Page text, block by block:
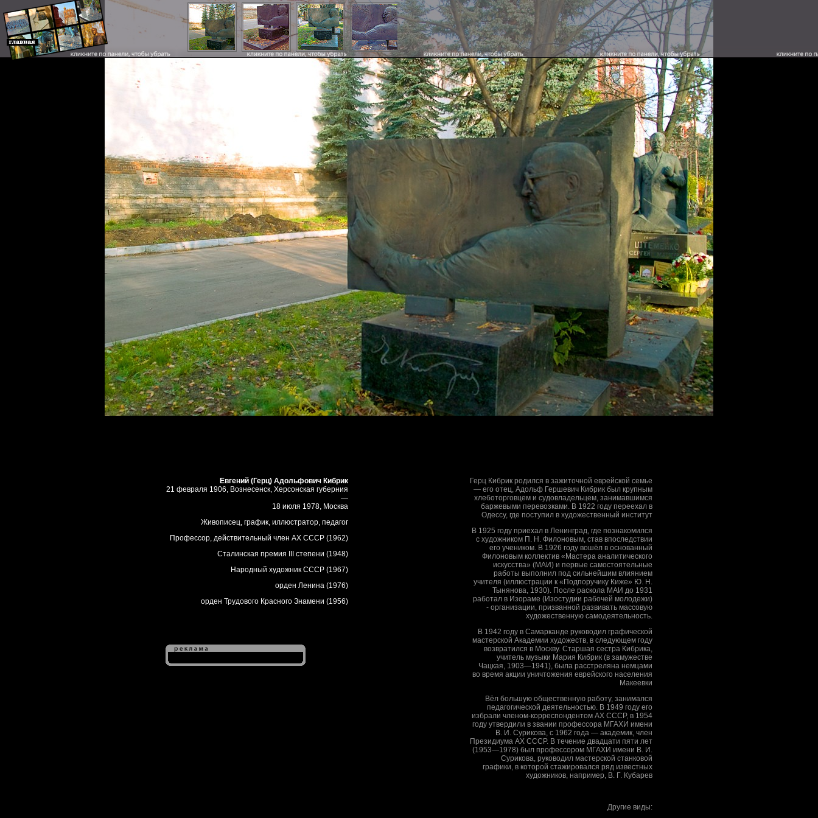
Евгений (Герц) Адольфович Кибрик
21 февраля 1906, Вознесенск, Херсонская губерния
—
18 июля 1978, Москва
Живописец, график, иллюстратор, педагог
Профессор, действительный член АХ СССР (1962)
Сталинская премия III степени (1948)
Народный художник СССР (1967)
орден Ленина (1976)
орден Трудового Красного Знамени (1956)
Герц Кибрик родился в зажиточной еврейской семье
— его отец, Адольф Гершевич Кибрик был крупным
хлеботорговцем и судовладельцем, занимавшимся
баржевыми перевозками. В 1922 году переехал в
Одессу, где поступил в художественный институт
В 1925 году приехал в Ленинград, где познакомился
с художником П. Н. Филоновым, став впоследствии
его учеником. В 1926 году вошёл в основанный
Филоновым коллектив «Мастера аналитического
искусства» (МАИ) и первые самостоятельные
работы выполнил под сильнейшим влиянием
учителя (иллюстрации к «Подпоручику Киже» Ю. Н.
Тынянова, 1930). После раскола МАИ до 1931
работал в Изораме (Изостудии рабочей молодежи)
- организации, призванной развивать массовую
художественную самодеятельность.
В 1942 году в Самарканде руководил графической
мастерской Академии художеств, в следующем году
возвратился в Москву. Старшая сестра Кибрика,
учитель музыки Мария Кибрик (в замужестве
Чацкая, 1903—1941), была расстреляна немцами
во время акции уничтожения еврейского населения
Макеевки
Вёл большую общественную работу, занимался
педагогической деятельностью. В 1949 году его
избрали членом-корреспондентом АХ СССР, в 1954
году утвердили в звании профессора МГАХИ имени
В. И. Сурикова, с 1962 года — академик, член
Президиума АХ СССР. В течение двадцати пяти лет
(1953—1978) был профессором МГАХИ имени В. И.
Сурикова, руководил мастерской станковой
графики, в которой стажировался ряд известных
художников, например, В. Г. Кубарев
Другие виды: